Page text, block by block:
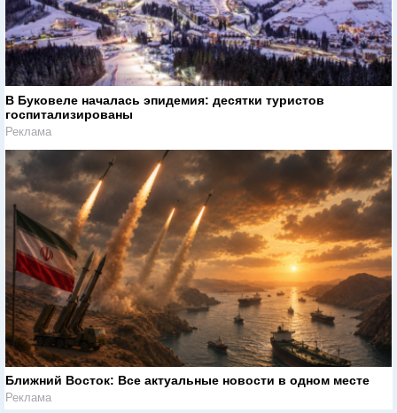
В Буковеле началась эпидемия: десятки туристов
госпитализированы
Реклама
Ближний Восток: Все актуальные новости в одном месте
Реклама